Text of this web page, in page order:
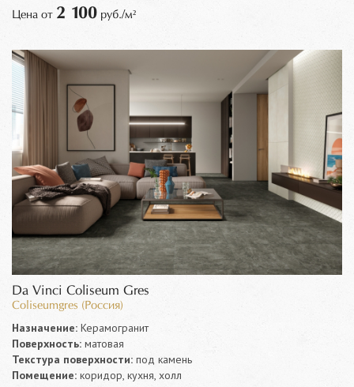
Цена от 2 100 руб./м²
Da Vinci Coliseum Gres
Coliseumgres (Россия)
Назначение: Керамогранит
Поверхность: матовая
Текстура поверхности: под камень
Помещение: коридор, кухня, холл